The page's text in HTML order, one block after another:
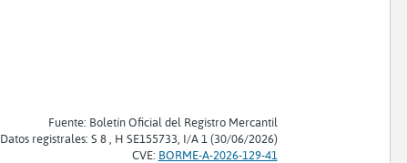
Fuente: Boletín Oficial del Registro Mercantil
Datos registrales: S 8 , H SE155733, I/A 1 (30/06/2026)
CVE: BORME-A-2026-129-41